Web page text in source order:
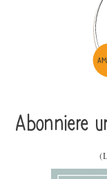
Abonniere